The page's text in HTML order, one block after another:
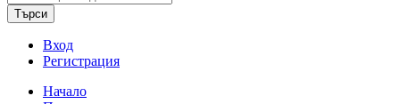
Търси
Вход
Регистрация
Начало